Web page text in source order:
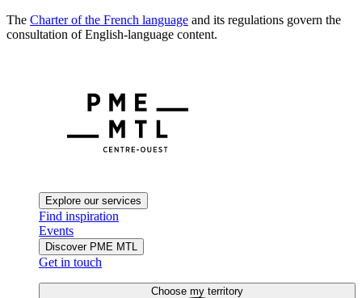
The Charter of the French language and its regulations govern the
consultation of English-language content.
Explore our services
Find inspiration
Events
Discover PME MTL
Get in touch
Choose my territory